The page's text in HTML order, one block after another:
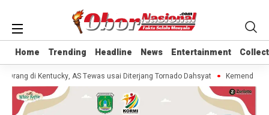
Home Trending Headline News Entertainment
Home Trending Headline News Entertainment
Orang di Kentucky, AS Tewas usai Diterjang Tornado Dahsyat Kemendag